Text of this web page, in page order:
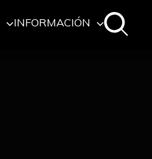
INFORMACIÓN